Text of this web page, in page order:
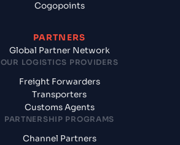
Cogopoints
PARTNERS
Global Partner Network
OUR LOGISTICS PROVIDERS
Freight Forwarders
Transporters
Customs Agents
PARTNERSHIP PROGRAMS
Channel Partners